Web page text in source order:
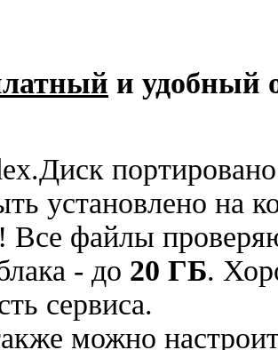
и удобный
установлено на
Все файлы
- до 20 ГБ.
сервиса.
можно